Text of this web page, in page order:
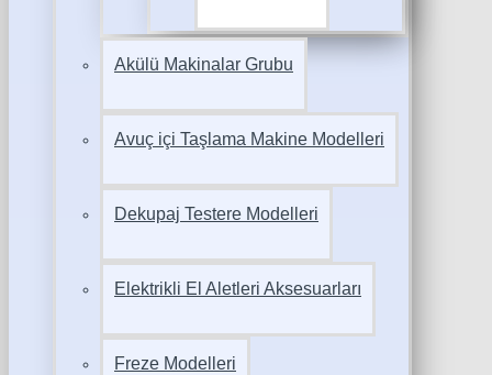
Akülü Makinalar Grubu
Avuç içi Taşlama Makine Modelleri
Dekupaj Testere Modelleri
Elektrikli El Aletleri Aksesuarları
Freze Modelleri